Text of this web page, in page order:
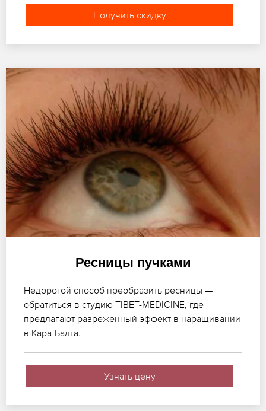
Получить скидку
Ресницы пучками
Недорогой способ преобразить ресницы —
обратиться в студию TIBET-MEDICINE, где
предлагают разреженный эффект в наращивании
в Кара-Балта.
Узнать цену